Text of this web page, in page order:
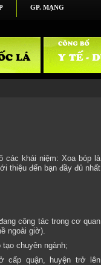
GP. MẠNG
các khái niệm: Xoa bóp là
thiệu đến bạn đầy đủ nhất
công tác trong cơ quan
ngoài giờ).
chuyên ngành;
cấp quận, huyện trở lên